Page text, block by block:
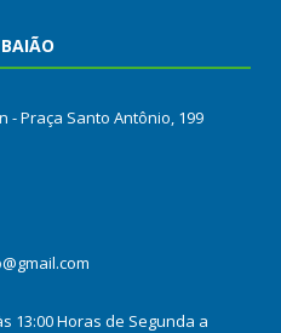
- Praça Santo Antônio, 199
13:00 Horas de Segunda a